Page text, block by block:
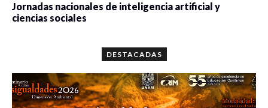
Jornadas nacionales de inteligencia artificial y
ciencias sociales
DESTACADAS